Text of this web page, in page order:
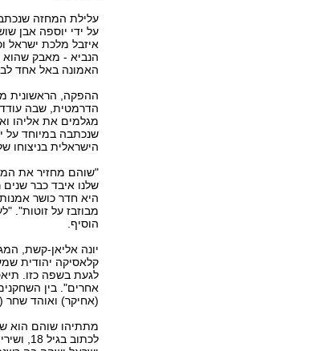
על ידי יוספה אבן
איזבל מלכת ישראל
הנביא - מאבק שהוא
האמונה באל אחד
ההפקה, הראשונית
הדרמטית, שבה עודד
מגלמים את אליהו
שנכתבה במיוחד על
הישראלית בניצוחו
"שוהם מחזיר את
שלנו איבד כבר
היא חדר כושר
מבוזבז על זוטות".
הוסיף.
יונה אליאן-קשת,
קלאסיקה יהודית
לגעת בשפה כזו.
אחרים". בין
(אחיקר) ואוהד שחר